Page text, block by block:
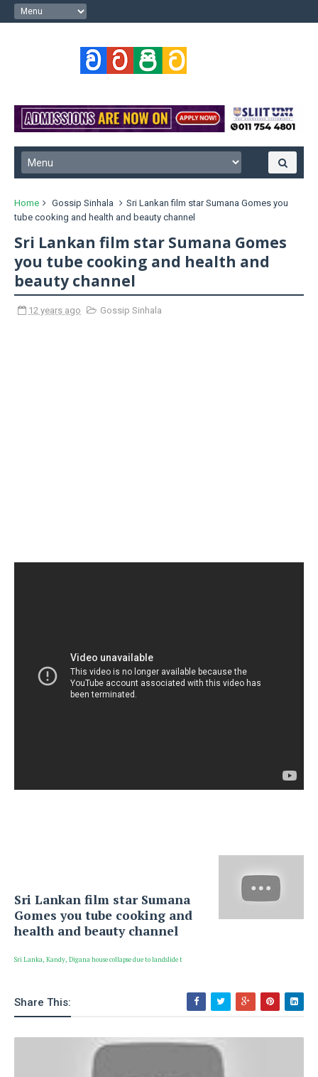
Home Gossip Sinhala
Sri Lankan film star Sumana Gomes you
tube cooking and health and beauty channel
Sri Lankan film star Sumana Gomes
you tube cooking and health and
beauty channel
12 years ago Gossip Sinhala
Sri Lankan film star Sumana
Gomes you tube cooking and
health and beauty channel
Sri Lanka, Kandy, Digana house collapse due to landslide t
Share This: